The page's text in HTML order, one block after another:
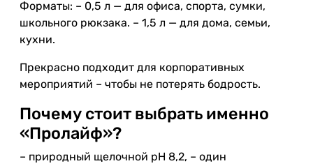
Форматы: – 0,5 л — для офиса, спорта, сумки,
школьного рюкзака. – 1,5 л — для дома, семьи,
кухни.
Прекрасно подходит для корпоративных
мероприятий – чтобы не потерять бодрость.
Почему стоит выбрать именно
«Пролайф»?
– природный щелочной pH 8,2, – один